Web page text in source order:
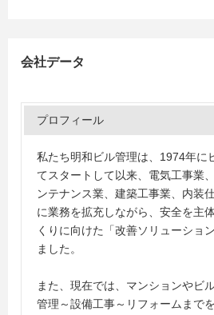
会社データ
プロフィール
私たち明和ビル管理は、1974年に
てスタートして以来、電気工事業
ンテナンス業、建築工事業、内装
に業務を拡充しながら、安全を主
くりに向けた「改善ソリューショ
ました。
また、現在では、マンションやビ
管理～設備工事～リフォームまで